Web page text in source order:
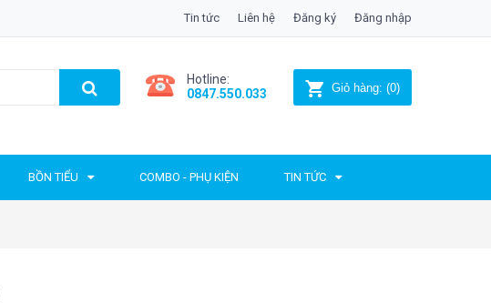
Tin tức Liên hệ Đăng ký Đăng nhập
Hotline:
0847.550.033
Giỏ hàng: (0)
BỒN TIỂU COMBO - PHỤ KIỆN TIN TỨC